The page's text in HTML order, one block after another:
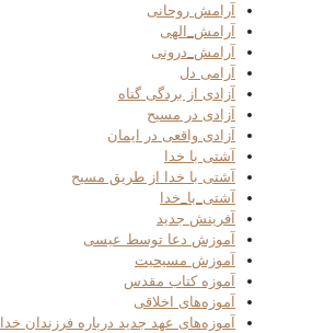
آرامش روحانی
آرامش_الهی
آرامش_درونی
آرامی دل
آزادی از بردگی گناه
آزادی در مسیح
آزادی واقعی در ایمان
آشتی با خدا
آشتی با خدا از طریق مسیح
آشتی_با_خدا
آفرینش جدید
آموزش دعا توسط عیسی
آموزش مسیحیت
آموزه کتاب مقدس
آموزه‌های اخلاقی
آموزه‌های عهد جدید درباره فرزندان خدا